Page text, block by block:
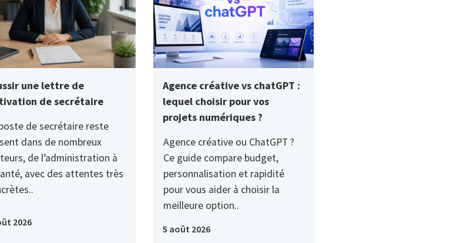
une lettre de
de secrétaire
de secrétaire reste
dans de nombreux
de l’administration à
avec des attentes très
2026
Agence créative vs chatGPT :
lequel choisir pour vos
projets numériques ?
Agence créative ou ChatGPT ?
Ce guide compare budget,
personnalisation et rapidité
pour vous aider à choisir la
meilleure option..
5 août 2026